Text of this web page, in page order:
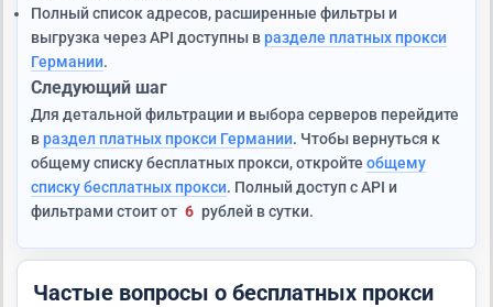
Полный список адресов, расширенные фильтры и
выгрузка через API доступны вразделе платных прокси
Германии.
Следующий шаг
Для детальной фильтрации и выбора серверов перейдите
враздел платных прокси Германии. Чтобы вернуться к
общему списку бесплатных прокси, откройте общему
списку бесплатных прокси. Полный доступ с API и
фильтрами стоит от 6 рублей в сутки.
Частые вопросы о бесплатных прокси